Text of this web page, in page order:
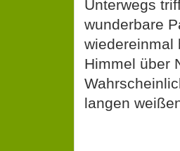
Unterwegs
wunderbare
wiedereinmal
Himmel über
langen